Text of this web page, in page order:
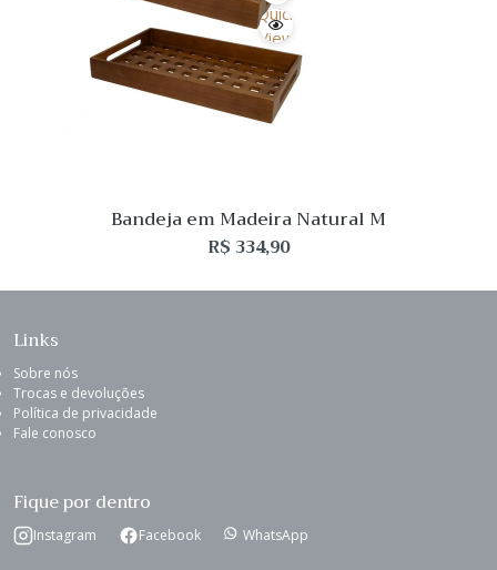
Quick
View
Bandeja em Madeira Natural M
R$334,90
Links
Sobre nós
Trocas e devoluções
Política de privacidade
Fale conosco
Fique por dentro
Instagram Facebook WhatsApp